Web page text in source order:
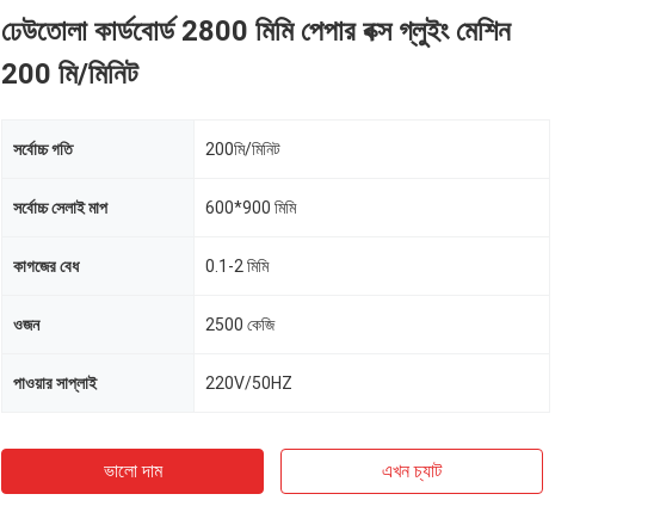
ঢেউতোলা কার্ডবোর্ড 2800 মিমি পেপার বক্স গ্লুইং মেশিন
200 মি/মিনিট
সর্বোচ্চ গতি 200মি/মিনিট
সর্বোচ্চ সেলাই মাপ 600*900 মিমি
কাগজের বেধ 0.1-2 মিমি
ওজন 2500 কেজি
পাওয়ার সাপ্লাই 220V/50HZ
ভালো দাম এখন চ্যাট